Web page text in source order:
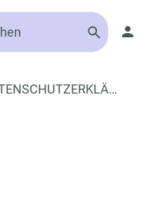
DATENSCHUTZERKLÄRUNG